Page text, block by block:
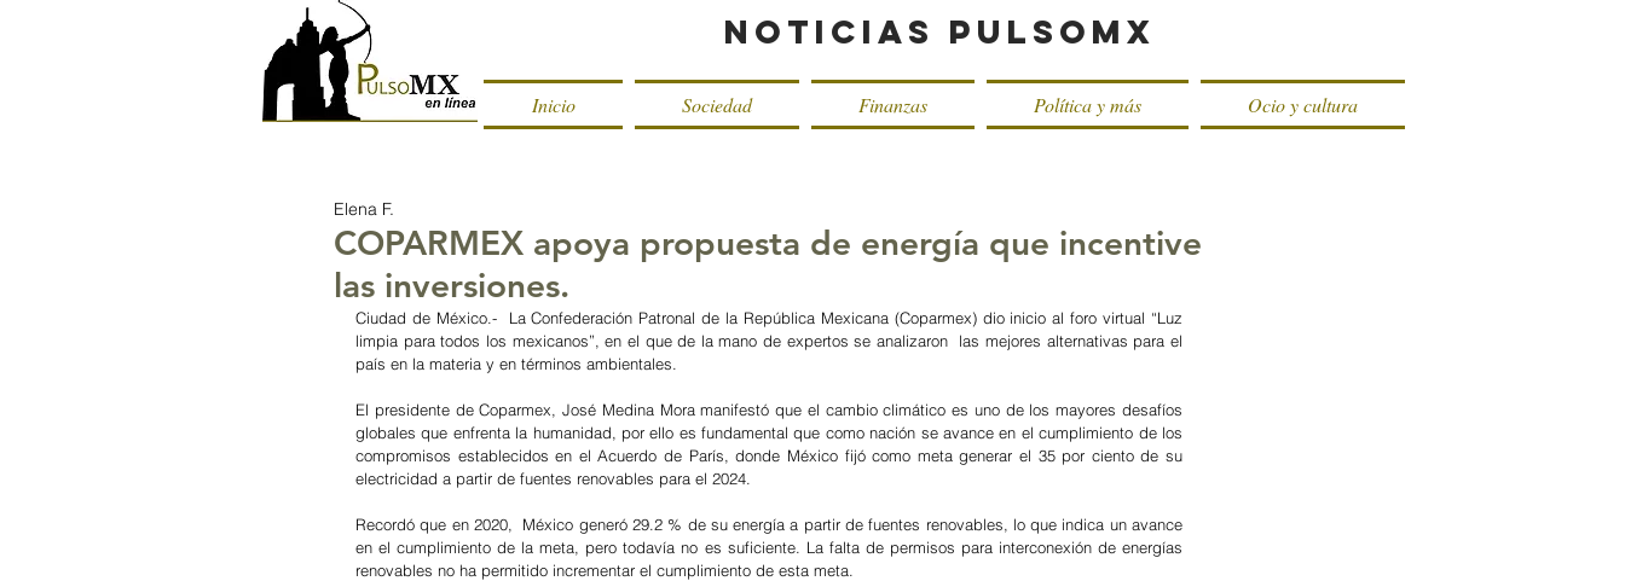
Noticias PulsoMX
Inicio Sociedad Finanzas Política y más Ocio y cultura
COPARMEX apoya propuesta de energía que incentive
las inversiones.
Elena F.
Ciudad de México.-  La Confederación Patronal de la República Mexicana (Coparmex) dio inicio al foro virtual “Luz
limpia para todos los mexicanos”, en el que de la mano de expertos se analizaron  las mejores alternativas para el
país en la materia y en términos ambientales.
El presidente de Coparmex, José Medina Mora manifestó que el cambio climático es uno de los mayores desafíos
globales que enfrenta la humanidad, por ello es fundamental que como nación se avance en el cumplimiento de los
compromisos establecidos en el Acuerdo de París, donde México fijó como meta generar el 35 por ciento de su
electricidad a partir de fuentes renovables para el 2024.
Recordó que en 2020,  México generó 29.2 % de su energía a partir de fuentes renovables, lo que indica un avance
en el cumplimiento de la meta, pero todavía no es suficiente. La falta de permisos para interconexión de energías
renovables no ha permitido incrementar el cumplimiento de esta meta.